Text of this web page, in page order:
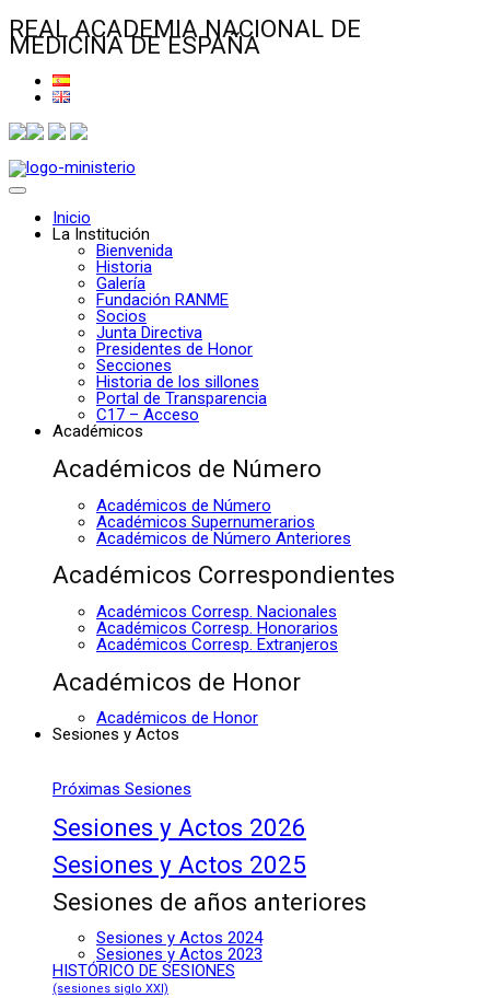
REAL ACADEMIA NACIONAL DE
MEDICINA DE ESPAÑA
Inicio
La Institución
Bienvenida
Historia
Galería
Fundación RANME
Socios
Junta Directiva
Presidentes de Honor
Secciones
Historia de los sillones
Portal de Transparencia
C17 – Acceso
Académicos
Académicos de Número
Académicos de Número
Académicos Supernumerarios
Académicos de Número Anteriores
Académicos Correspondientes
Académicos Corresp. Nacionales
Académicos Corresp. Honorarios
Académicos Corresp. Extranjeros
Académicos de Honor
Académicos de Honor
Sesiones y Actos
Próximas Sesiones
Sesiones y Actos 2026
Sesiones y Actos 2025
Sesiones de años anteriores
Sesiones y Actos 2024
Sesiones y Actos 2023
HISTÓRICO DE SESIONES
(sesiones siglo XXI)